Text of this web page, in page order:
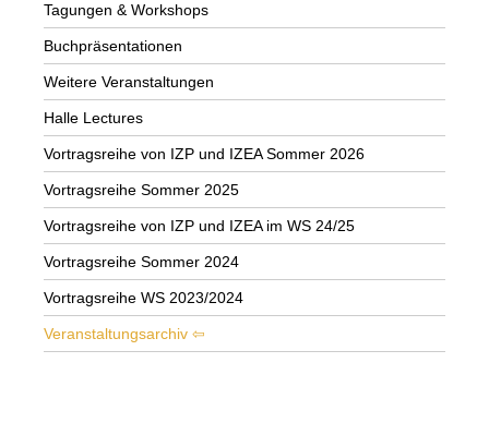
Tagungen & Workshops
Buchpräsentationen
Weitere Veranstaltungen
Halle Lectures
Vortragsreihe von IZP und IZEA Sommer 2026
Vortragsreihe Sommer 2025
Vortragsreihe von IZP und IZEA im WS 24/25
Vortragsreihe Sommer 2024
Vortragsreihe WS 2023/2024
Veranstaltungsarchiv